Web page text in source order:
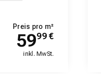
Preis pro m²
5999€
inkl. MwSt.